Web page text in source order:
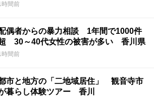
時間前
偶者からの暴力相談 1年間で1000件
30～40代女性の被害が多い 香川県
時間前
市と地方の「二地域居住」 観音寺市
暮らし体験ツアー 香川